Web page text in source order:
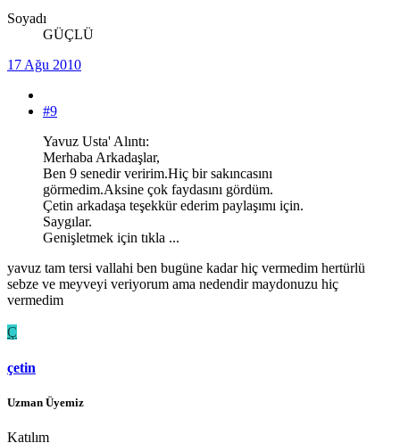
Soyadı
GÜÇLÜ
17 Ağu 2010
#9
Yavuz Usta' Alıntı:
Merhaba Arkadaşlar,
Ben 9 senedir veririm.Hiç bir sakıncasını
görmedim.Aksine çok faydasını gördüm.
Çetin arkadaşa teşekkür ederim paylaşımı için.
Saygılar.
Genişletmek için tıkla ...
yavuz tam tersi vallahi ben bugüne kadar hiç vermedim hertürlü
sebze ve meyveyi veriyorum ama nedendir maydonuzu hiç
vermedim
Ç
çetin
Uzman Üyemiz
Katılım